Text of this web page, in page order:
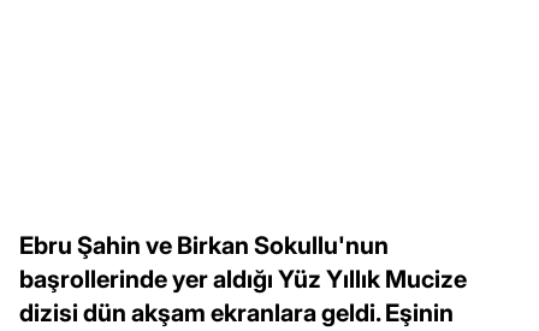
Ebru Şahin ve Birkan Sokullu'nun
başrollerinde yer aldığı Yüz Yıllık Mucize
dizisi dün akşam ekranlara geldi. Eşinin